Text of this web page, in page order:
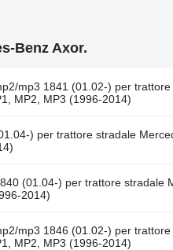
Benz Axor.
mp3 1841 (01.02-) per
MP2, MP3 (1996-2014)
) per trattore stradale
(01.04-) per trattore stradale
2014)
mp3 1846 (01.02-) per
MP2, MP3 (1996-2014)